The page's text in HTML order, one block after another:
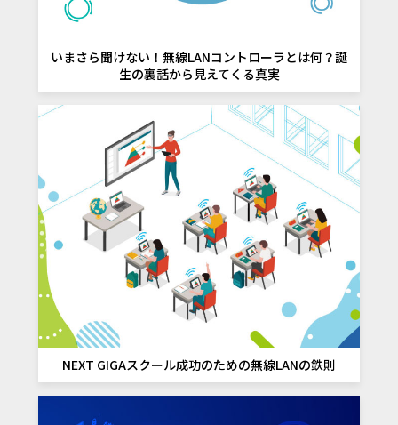
いまさら聞けない！ 無線LANコントローラとは何？誕
生の裏話から見えてくる真実
NEXT GIGAスクール成功のための無線LANの鉄則